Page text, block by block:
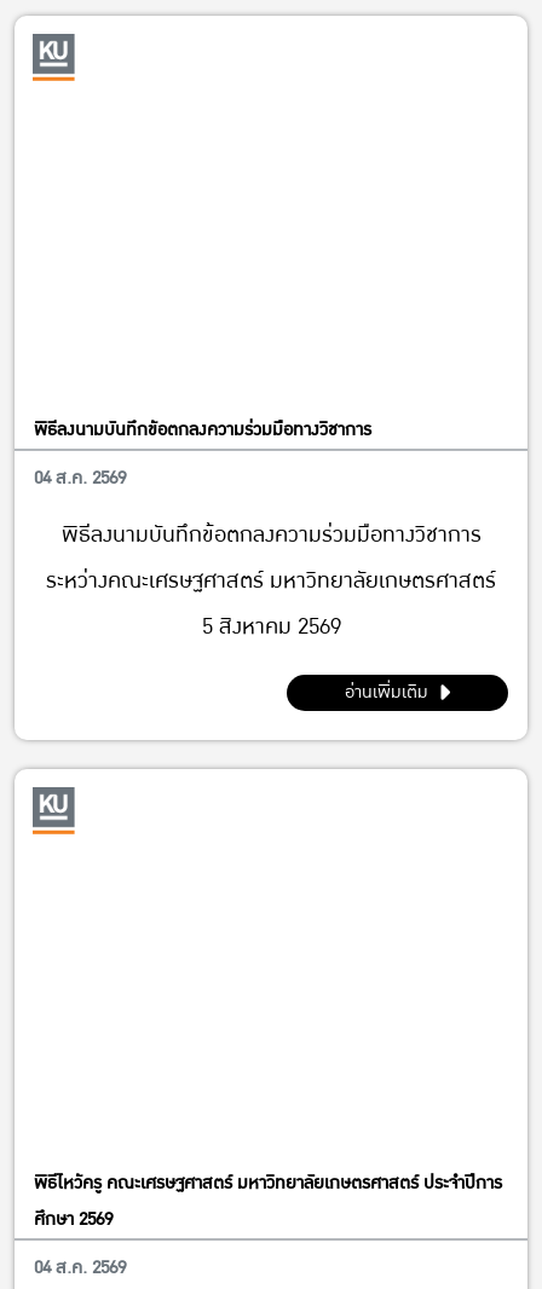
พิธีลงนามบันทึกข้อตกลงความร่วมมือทางวิชาการ
04 ส.ค. 2569
พิธีลงนามบันทึกข้อตกลงความร่วมมือทางวิชาการ
ระหว่างคณะเศรษฐศาสตร์ มหาวิทยาลัยเกษตรศาสตร์
5 สิงหาคม 2569
อ่านเพิ่มเติม
พิธีไหว้ครู คณะเศรษฐศาสตร์ มหาวิทยาลัยเกษตรศาสตร์ ประจำปีการ
ศึกษา 2569
04 ส.ค. 2569